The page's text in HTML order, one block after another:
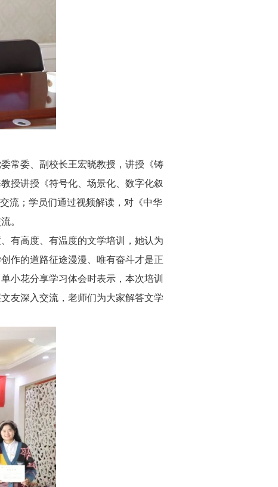
常委、副校长王宏晓教授，讲授《铸
授讲授《符号化、场景化、数字化叙
流；学员们通过视频解读，对《中华
。
有高度、有温度的文学培训，她认为
作的道路征途漫漫、唯有奋斗才是正
小花分享学习体会时表示，本次培训
友深入交流，老师们为大家解答文学